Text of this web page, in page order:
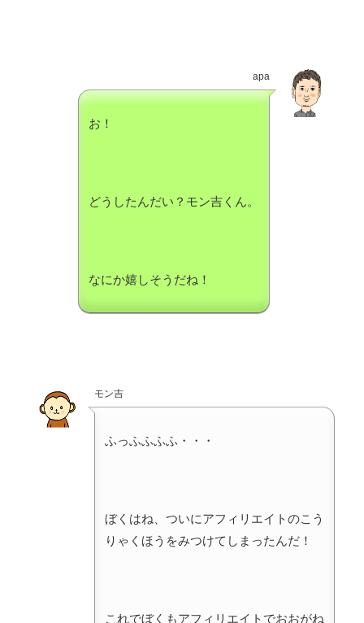
apa
お！
どうしたんだい？モン吉くん。
なにか嬉しそうだね！
モン吉
ふっふふふふ・・・
ぼくはね、ついにアフィリエイトのこう
りゃくほうをみつけてしまったんだ！
これでぼくもアフィリエイトでおおがね